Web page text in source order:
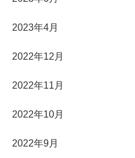
2023年4月
2022年12月
2022年11月
2022年10月
2022年9月